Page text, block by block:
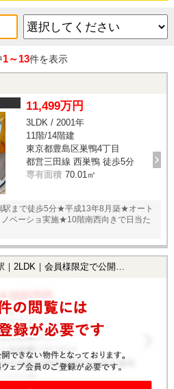
1～13件を表示
11,499万円
3LDK / 2001年
11階/14階建
東京都豊島区巣鴨4丁目
都営三田線 西巣鴨 徒歩5分
専有面積 70.01㎡
まで徒歩5分★平成13年8月築★オート
ベーショ実施★10階南西向きで日当た
2LDK｜会員様限定で公開中！】